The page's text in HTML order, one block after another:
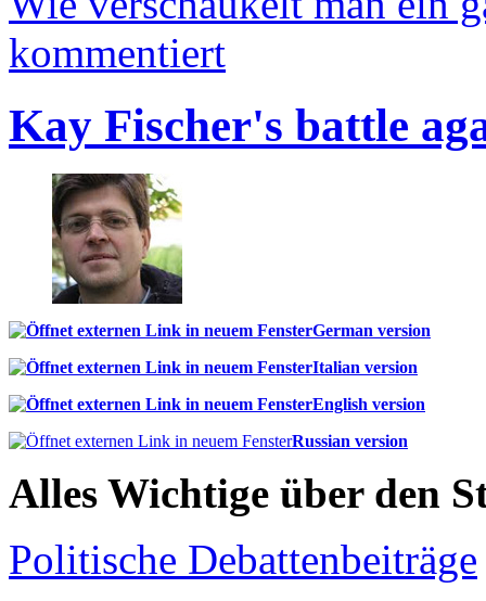
kommentiert
Kay Fischer's battle
German version
Italian version
English version
Russian version
Alles Wichtige über den
Politische Debattenbeiträge